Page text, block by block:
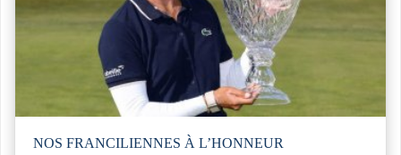
NOS FRANCILIENNES À L’HONNEUR